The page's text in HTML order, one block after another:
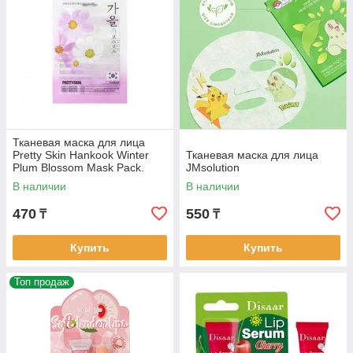
Тканевая маска для лица
Pretty Skin Hankook Winter
Plum Blossom Mask Pack.
В наличии
470 ₸
Купить
Тканевая маска для лица
JMsolution
В наличии
550 ₸
Купить
Топ продаж